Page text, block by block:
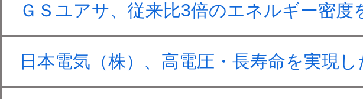
ＧＳユアサ、従来比3倍のエネルギー密
日本電気（株）、高電圧・長寿命を実現